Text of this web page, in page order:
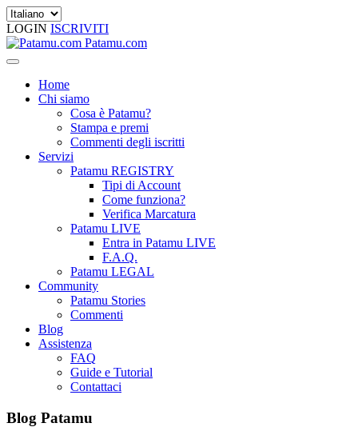
LOGIN ISCRIVITI
Patamu.com
Home
Chi siamo
Cosa è Patamu?
Stampa e premi
Commenti degli iscritti
Servizi
Patamu REGISTRY
Tipi di Account
Come funziona?
Verifica Marcatura
Patamu LIVE
Entra in Patamu LIVE
F.A.Q.
Patamu LEGAL
Community
Patamu Stories
Commenti
Blog
Assistenza
FAQ
Guide e Tutorial
Contattaci
Blog Patamu